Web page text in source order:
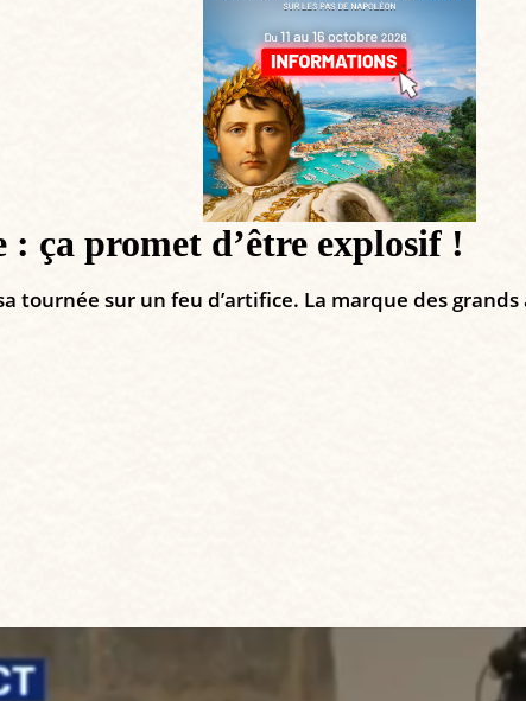
ça promet d’être explosif !
sur un feu d’artifice. La marque des grands